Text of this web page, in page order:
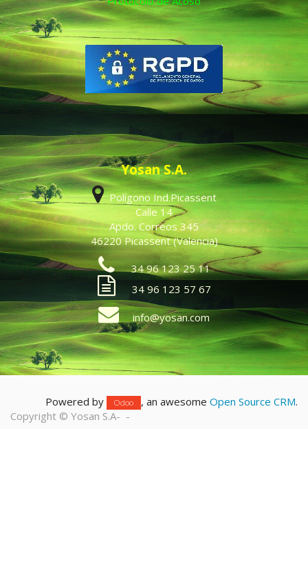
Yosan S.A.
Polígono Ind.Picassent
Calle 14
Apdo. Correos 345
46220 Picassent (Valencia)
34 96 123 25 11
34 96 123 57 67
info@yosan.com
Powered by Odoo , an awesome Open Source CRM.
Copyright © Yosan S.A- -